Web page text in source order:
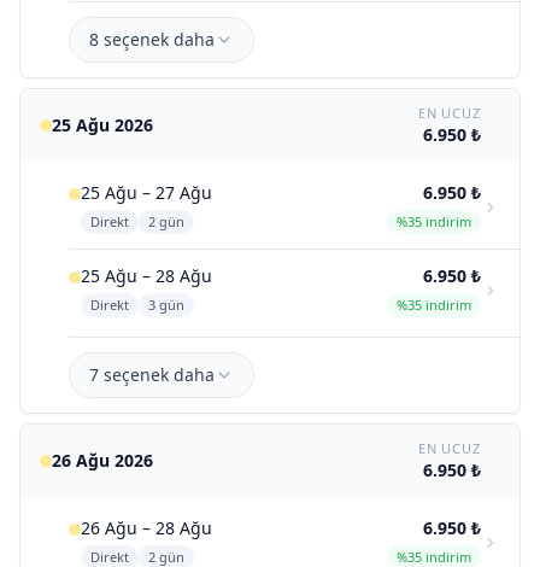
8 seçenek daha
25 Ağu 2026
EN UCUZ
6.950 ₺
25 Ağu – 27 Ağu
Direkt 2 gün
6.950 ₺
%35 indirim
25 Ağu – 28 Ağu
Direkt 3 gün
6.950 ₺
%35 indirim
7 seçenek daha
26 Ağu 2026
EN UCUZ
6.950 ₺
26 Ağu – 28 Ağu
Direkt 2 gün
6.950 ₺
%35 indirim